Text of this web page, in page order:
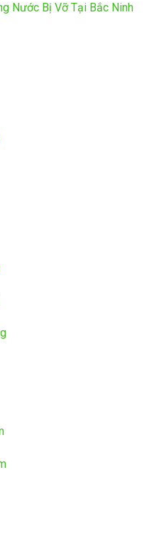
Nước Bị Vỡ Tại Bắc Ninh